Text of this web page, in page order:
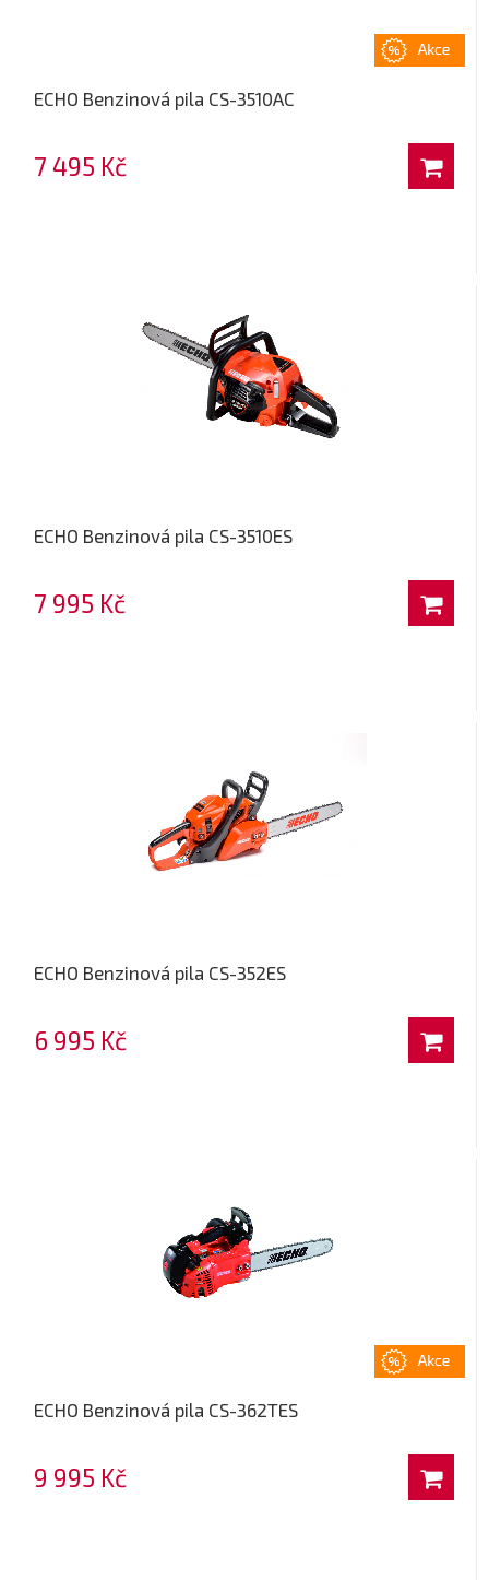
ECHO Benzinová pila CS-3510AC
7 495 Kč
ECHO Benzinová pila CS-3510ES
7 995 Kč
ECHO Benzinová pila CS-352ES
6 995 Kč
ECHO Benzinová pila CS-362TES
9 995 Kč